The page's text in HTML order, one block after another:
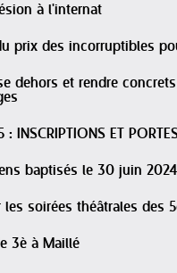
à l'internat
prix des incorruptibles
dehors et rendre
INSCRIPTIONS ET
baptisés le 30 juin 2024
les soirées théâtrales des
3è à Maillé